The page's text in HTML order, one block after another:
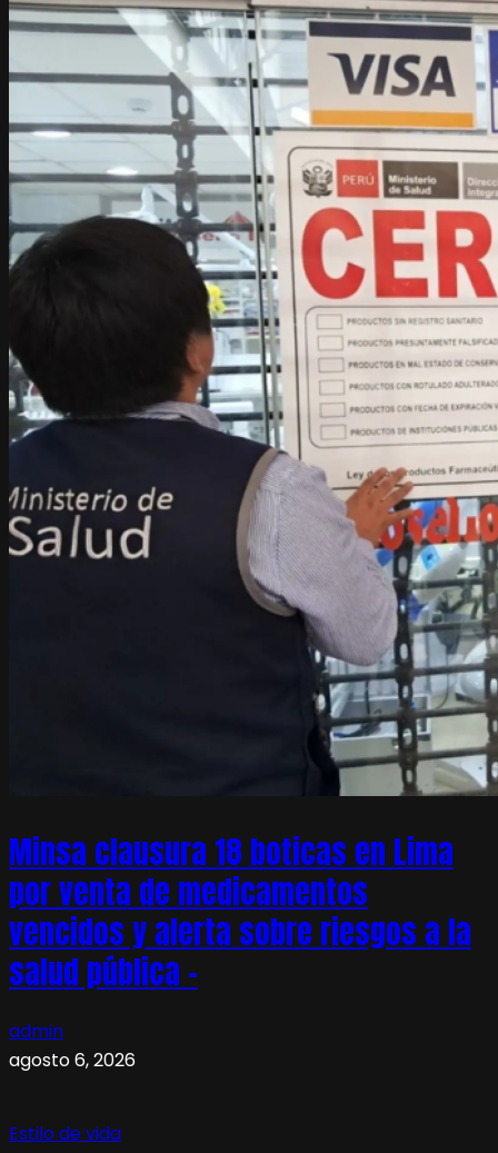
Minsa clausura 18 boticas en Lima
por venta de medicamentos
vencidos y alerta sobre riesgos a la
salud pública –
admin
agosto 6, 2026
Estilo de vida